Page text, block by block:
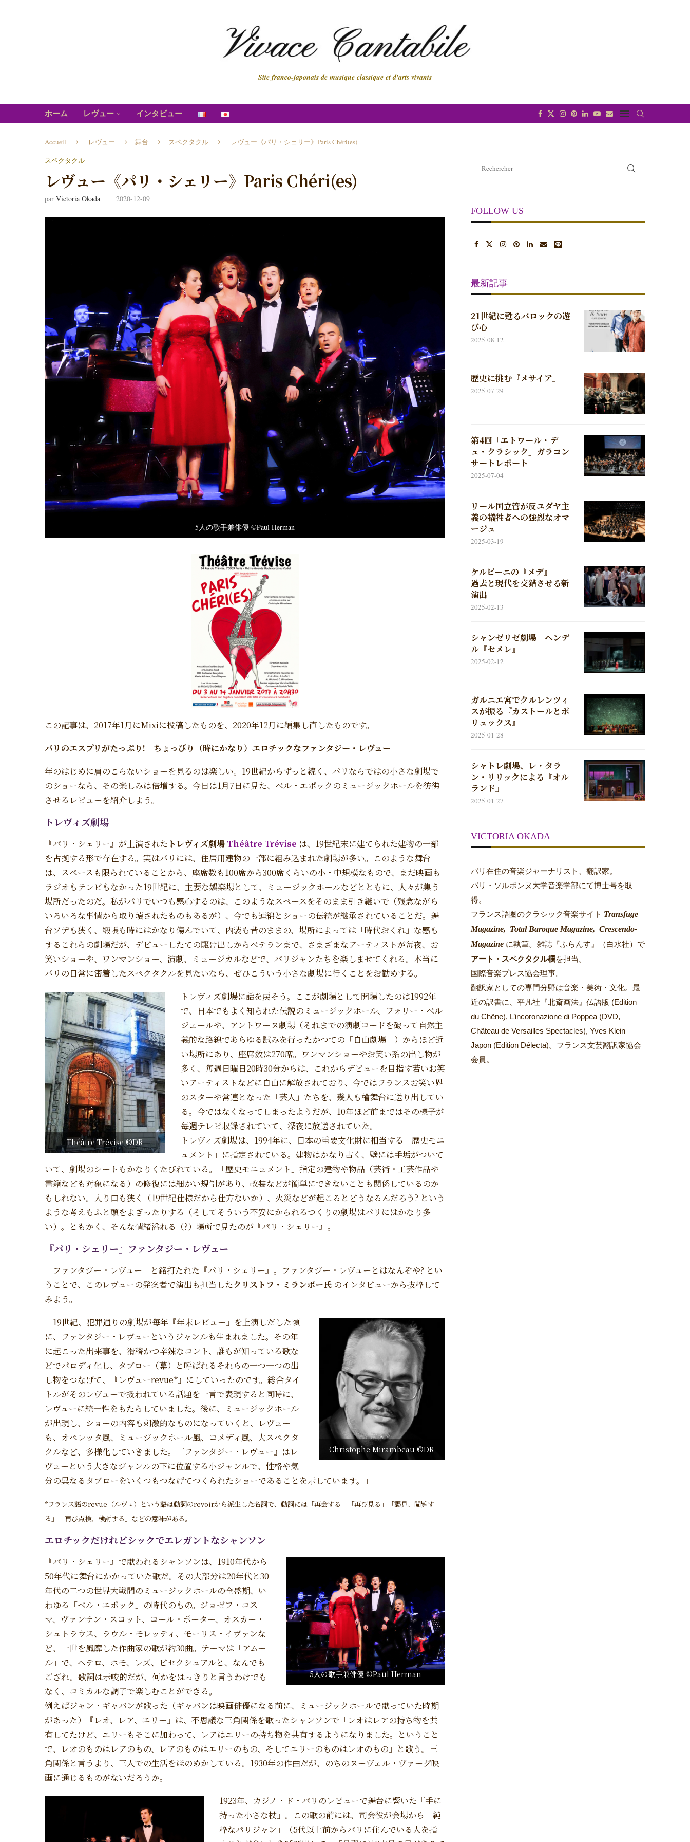
Site franco-japonais de musique classique et d'arts vivants
ホーム レヴュー インタビュー
Accueil レヴュー 舞台 スペクタクル
レヴュー《パリ・シェリー》Paris Chéri(es)
スペクタクル
レヴュー《パリ・シェリー》Paris Chéri(es)
par Victoria Okada 2020-12-09
5人の歌手兼俳優 ©Paul Herman
この記事は、2017年1月にMixiに投稿したものを、2020年12月に編集し直したものです。
パリのエスプリがたっぷり ! ちょっぴり（時にかなり）エロチックなファンタジー・レヴュー
年のはじめに肩のこらないショーを見るのは楽しい。19世紀からずっと続く、パリならではの小さな劇場で
のショーなら、その楽しみは倍増する。今日は1月7日に見た、ベル・エポックのミュージックホールを彷彿
させるレビューを紹介しよう。
トレヴィズ劇場
『パリ・シェリー』が上演された トレヴィズ劇場 Théâtre Trévise は、19世紀末に建てられた建物の一部
を占拠する形で存在する。実はパリには、住居用建物の一部に組み込まれた劇場が多い。このような舞台
は、スペースも限られていることから、座席数も100席から300席くらいの小・中規模なもので、まだ映画も
ラジオもテレビもなかった19世紀に、主要な娯楽場として、ミュージックホールなどとともに、人々が集う
場所だったのだ。私がパリでいつも感心するのは、このようなスペースをそのまま引き継いで（残念ながら
いろいろな事情から取り壊されたものもあるが）、今でも連綿とショーの伝統が継承されていることだ。舞
台ソデも狭く、緞帳も時にはかなり傷んでいて、内装も昔のままの、場所によっては「時代おくれ」な感も
するこれらの劇場だが、デビューしたての駆け出しからベテランまで、さまざまなアーティストが毎夜、お
笑いショーや、ワンマンショー、演劇、ミュージカルなどで、パリジャンたちを楽しませてくれる。本当に
パリの日常に密着したスペクタクルを見たいなら、ぜひこういう小さな劇場に行くことをお勧めする。
Théâtre Trévise ©DR
トレヴィズ劇場に話を戻そう。ここが劇場として開場したのは1992年
で、日本でもよく知られた伝説のミュージックホール、フォリー・ベル
ジェールや、アントワーヌ劇場（それまでの演劇コードを破って自然主
義的な路線であらゆる試みを行ったかつての「自由劇場」）からほど近
い場所にあり、座席数は270席。ワンマンショーやお笑い系の出し物が
多く、毎週日曜日20時30分からは、これからデビューを目指す若いお笑
いアーティストなどに自由に解放されており、今ではフランスお笑い界
のスターや常連となった「芸人」たちを、幾人も檜舞台に送り出してい
る。今ではなくなってしまったようだが、10年ほど前まではその様子が
毎週テレビ収録されていて、深夜に放送されていた。
トレヴィズ劇場は、1994年に、日本の重要文化財に相当する「歴史モニ
ュメント」に指定されている。建物はかなり古く、壁には手垢がついて
いて、劇場のシートもかなりくたびれている。「歴史モニュメント」指定の建物や物品（芸術・工芸作品や
書籍なども対象になる）の修復には細かい規制があり、改装などが簡単にできないことも関係しているのか
もしれない。入り口も狭く（19世紀仕様だから仕方ないか）、火災などが起こるとどうなるんだろう? という
ような考えもふと頭をよぎったりする（そしてそういう不安にかられるつくりの劇場はパリにはかなり多
い）。ともかく、そんな情緒溢れる（?）場所で見たのが『パリ・シェリー』。
『パリ・シェリー』ファンタジー・レヴュー
「ファンタジー・レヴュー」と銘打たれた『パリ・シェリー』。ファンタジー・レヴューとはなんぞや? とい
うことで、このレヴューの発案者で演出も担当したクリストフ・ミランボー氏 のインタビューから抜粋して
みよう。
Christophe Mirambeau ©DR
「19世紀、犯罪通りの劇場が毎年『年末レビュー』を上演しだした頃
に、ファンタジー・レヴューというジャンルも生まれました。その年
に起こった出来事を、滑稽かつ辛辣なコント、誰もが知っている歌な
どでパロディ化し、タブロー（幕）と呼ばれるそれらの一つ一つの出
し物をつなげて、『レヴューrevue*』にしていったのです。総合タイ
トルがそのレヴューで扱われている話題を一言で表現すると同時に、
レヴューに統一性をもたらしていました。後に、ミュージックホール
が出現し、ショーの内容も刺激的なものになっていくと、レヴュー
も、オペレッタ風、ミュージックホール風、コメディ風、大スペクタ
クルなど、多様化していきました。『ファンタジー・レヴュー』はレ
ヴューという大きなジャンルの下に位置する小ジャンルで、性格や気
分の異なるタブローをいくつもつなげてつくられたショーであることを示しています。」
*フランス語のrevue（ルヴュ）という語は動詞のrevoirから派生した名詞で、動詞には「再会する」「再び見る」「謁見、閲覧す
る」「再び点検、検討する」などの意味がある。
エロチックだけれどシックでエレガントなシャンソン
5人の歌手兼俳優 ©Paul Herman
『パリ・シェリー』で歌われるシャンソンは、1910年代から
50年代に舞台にかかっていた歌だ。その大部分は20年代と30
年代の二つの世界大戦間のミュージックホールの全盛期、い
わゆる「ベル・エポック」の時代のもの。ジョゼフ・コス
マ、ヴァンサン・スコット、コール・ポーター、オスカー・
シュトラウス、ラウル・モレッティ、モーリス・イヴァンな
ど、一世を風靡した作曲家の歌が約30曲。テーマは「アムー
ル」で、ヘテロ、ホモ、レズ、ビセクシュアルと、なんでも
ござれ。歌詞は示唆的だが、何かをはっきりと言うわけでも
なく、コミカルな調子で楽しむことができる。
例えばジャン・ギャバンが歌った（ギャバンは映画俳優になる前に、ミュージックホールで歌っていた時期
があった）『レオ、レア、エリー』は、不思議な三角関係を歌ったシャンソンで「レオはレアの持ち物を共
有してたけど、エリーもそこに加わって、レアはエリーの持ち物を共有するようになりました。ということ
で、レオのものはレアのもの、レアのものはエリーのもの、そしてエリーのものはレオのもの」と歌う。三
角関係と言うより、三人での生活をほのめかしている。1930年の作曲だが、のちのヌーヴェル・ヴァーグ映
画に通じるものがないだろうか。
1923年、カジノ・ド・パリのレビューで舞台に響いた『手に
持った小さな杖』。この歌の前には、司会役が会場から「純
粋なパリジャン」（5代以上前からパリに住んでいる人を指
FOLLOW US
最新記事
21世紀に甦るバロックの遊
び心
2025-08-12
歴史に挑む『メサイア』
2025-07-29
第4回「エトワール・デ
ュ・クラシック」ガラコン
サートレポート
2025-07-04
リール国立管が反ユダヤ主
義の犠牲者への強烈なオマ
ージュ
2025-03-19
ケルビーニの『メデ』 ─
過去と現代を交錯させる新
演出
2025-02-13
シャンゼリゼ劇場 ヘンデ
ル『セメレ』
2025-02-12
ガルニエ宮でクルレンツィ
スが振る『カストールとポ
リュックス』
2025-01-28
シャトレ劇場、レ・タラ
ン・リリックによる『オル
ランド』
2025-01-27
VICTORIA OKADA
パリ在住の音楽ジャーナリスト、翻訳家。
パリ・ソルボンヌ大学音楽学部にて博士号を取
得。
フランス語圏のクラシック音楽サイト Transfuge
Magazine, Total Baroque Magazine, Crescendo-
Magazine に執筆。 雑誌『ふらんす』（白水社）で
アート・スペクタクル欄を担当。
国際音楽プレス協会理事。
翻訳家としての専門分野は音楽・美術・文化。最
近の訳書に、平凡社『北斎画法』仏語版 (Edition
du Chêne), L’incoronazione di Poppea (DVD,
Château de Versailles Spectacles), Yves Klein
Japon (Edition Délecta)。フランス文芸翻訳家協会
会員。